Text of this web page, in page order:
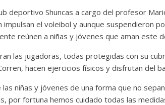
deportivo Shuncas a cargo del profesor
impulsan el voleibol y aunque suspendieron
reúnen a niñas y jóvenes que aman este
las jugadoras, todas protegidas con su
hacen ejercicios físicos y disfrutan del
niñas y jóvenes de una forma que no
por fortuna hemos cuidado todas las